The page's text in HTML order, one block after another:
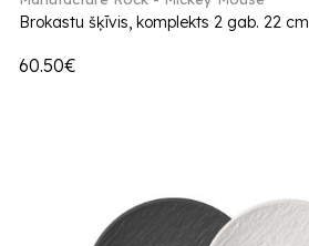
Brokastu šķīvis, komplekts 2 gab. 22 cm
60.50€